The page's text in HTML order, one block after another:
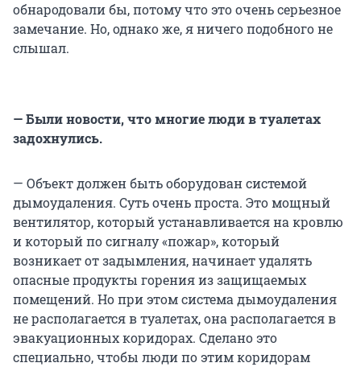
обнародовали бы, потому что это очень серьезное
замечание. Но, однако же, я ничего подобного не
слышал.
— Были новости, что многие люди в туалетах
задохнулись.
— Объект должен быть оборудован системой
дымоудаления. Суть очень проста. Это мощный
вентилятор, который устанавливается на кровлю
и который по сигналу «пожар», который
возникает от задымления, начинает удалять
опасные продукты горения из защищаемых
помещений. Но при этом система дымоудаления
не располагается в туалетах, она располагается в
эвакуационных коридорах. Сделано это
специально, чтобы люди по этим коридорам